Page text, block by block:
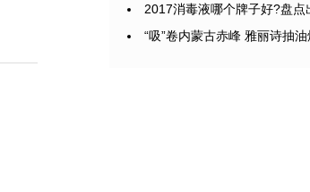
2017消毒液哪个牌子好?盘
“吸”卷内蒙古赤峰 雅丽诗抽